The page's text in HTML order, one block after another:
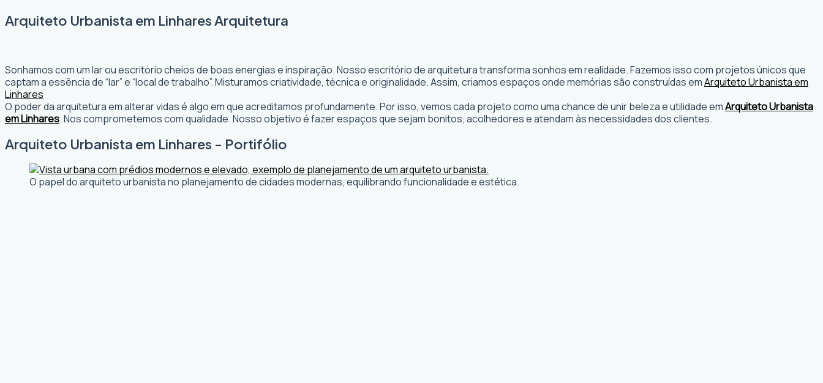
Arquiteto Urbanista em Linhares Arquitetura
Sonhamos com um lar ou escritório cheios de boas energias e inspiração. Nosso escritório de arquitetura transforma sonhos em realidade. Fazemos isso com projetos únicos que
captam a essência de “lar” e “local de trabalho”. Misturamos criatividade, técnica e originalidade. Assim, criamos espaços onde memórias são construídas emArquiteto Urbanista em
Linhares
O poder da arquitetura em alterar vidas é algo em que acreditamos profundamente. Por isso, vemos cada projeto como uma chance de unir beleza e utilidade emArquiteto Urbanista
em Linhares. Nos comprometemos com qualidade. Nosso objetivo é fazer espaços que sejam bonitos, acolhedores e atendam às necessidades dos clientes.
Arquiteto Urbanista em Linhares - Portifólio
O papel do arquiteto urbanista no planejamento de cidades modernas, equilibrando funcionalidade e estética.